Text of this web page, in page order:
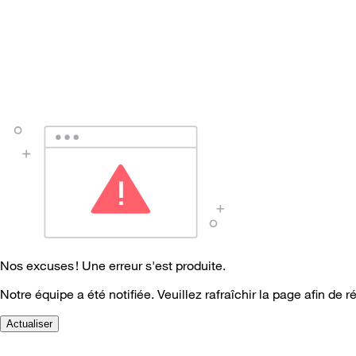
Nos excuses ! Une erreur s'est produite.
Notre équipe a été notifiée. Veuillez rafraîchir la page afin de
Actualiser